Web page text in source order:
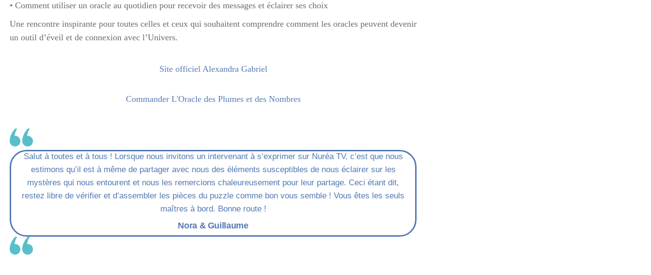
• Comment utiliser un oracle au quotidien pour recevoir des messages et éclairer ses choix
Une rencontre inspirante pour toutes celles et ceux qui souhaitent comprendre comment les oracles peuvent devenir
un outil d’éveil et de connexion avec l’Univers.
Site officiel Alexandra Gabriel
Commander L'Oracle des Plumes et des Nombres
Salut à toutes et à tous ! Lorsque nous invitons un intervenant à s’exprimer sur Nuréa TV, c’est que nous
estimons qu’il est à même de partager avec nous des éléments susceptibles de nous éclairer sur les
mystères qui nous entourent et nous les remercions chaleureusement pour leur partage. Ceci étant dit,
restez libre de vérifier et d’assembler les pièces du puzzle comme bon vous semble ! Vous êtes les seuls
maîtres à bord. Bonne route !
Nora & Guillaume